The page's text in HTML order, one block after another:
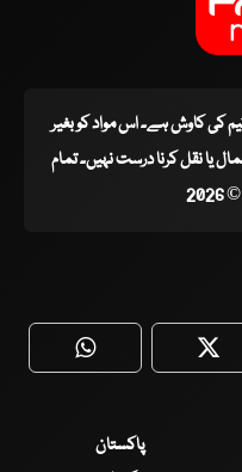
ٹیم کی کاوش ہے۔ اس مواد کو بغیر
یا نقل کرنا درست نہیں۔ تمام
WhatsApp
پاکستان